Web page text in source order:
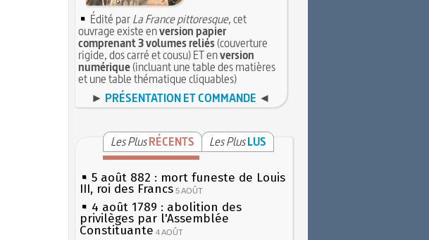
Édité parLa France pittoresque, cet
ouvrage existe enversion papier
comprenant 3 volumes reliés(couverture
rigide, dos carré et cousu) ET enversion
numérique(incluant une table des matières
et une table thématique cliquables)
► PRÉSENTATION ET COMMANDE ◄
Les Plus RÉCENTS Les Plus LUS
5 août 882 : mort funeste de Louis
III, roi des Francs 5 AOÛT
4 août 1789 : abolition des
privilèges par l'Assemblée
Constituante 4 AOÛT